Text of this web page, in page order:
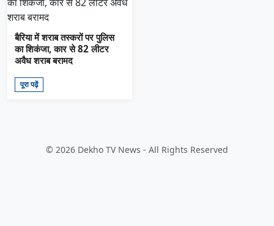
बैरिया में शराब तस्करों पर पुलिस
का शिकंजा, कार से 82 लीटर
अवैध शराब बरामद
पूरा पढ़ें
© 2026 Dekho TV News - All Rights Reserved